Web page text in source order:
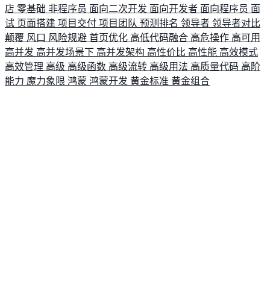
店 零基础 非程序员 面向二次开发 面向开发者 面向程序员 面
试 页面搭建 项目交付 项目团队 预测排名 领导者 领导者对比
颠覆 风口 风险规避 首页优化 高低代码融合 高危操作 高可用
高并发 高并发场景下 高并发架构 高性价比 高性能 高效模式
高效管理 高级 高级函数 高级流转 高级用法 高质量代码 高阶
能力 魔力象限 鸿蒙 鸿蒙开发 黄金标准 黄金组合